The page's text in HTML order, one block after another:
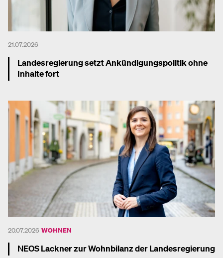
21.07.2026
Landesregierung setzt Ankündigungspolitik ohne
Inhalte fort
20.07.2026 WOHNEN
NEOS Lackner zur Wohnbilanz der Landesregierung